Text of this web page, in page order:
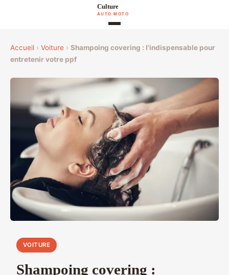
Accueil › Voiture › Shampoing covering : l'indispensable pour
entretenir votre ppf
VOITURE
Shampoing covering :